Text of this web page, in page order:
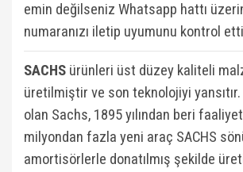
emin değilseniz Whatsapp hattı
numaranızı iletip uyumunu kontrol
SACHS ürünleri üst düzey kaliteli
üretilmiştir ve son teknolojiyi yansıtır.
olan Sachs, 1895 yılından beri
milyondan fazla yeni araç SACHS
amortisörlerle donatılmış şekilde